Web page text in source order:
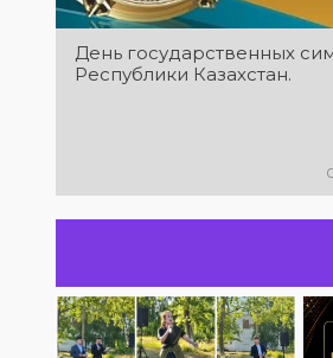
День государственных
Республики Казахстан.